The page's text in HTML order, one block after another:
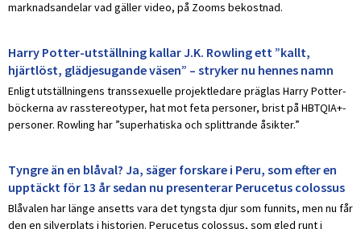
marknadsandelar vad gäller video, på Zooms bekostnad.
Harry Potter-utställning kallar J.K. Rowling ett ”kallt,
hjärtlöst, glädjesugande väsen” – stryker nu hennes namn
Enligt utställningens transsexuelle projektledare präglas Harry Potter-
böckerna av rasstereotyper, hat mot feta personer, brist på HBTQIA+-
personer. Rowling har ”superhatiska och splittrande åsikter.”
Tyngre än en blåval? Ja, säger forskare i Peru, som efter en
upptäckt för 13 år sedan nu presenterar Perucetus colossus
Blåvalen har länge ansetts vara det tyngsta djur som funnits, men nu får
den en silverplats i historien. Perucetus colossus, som gled runt i